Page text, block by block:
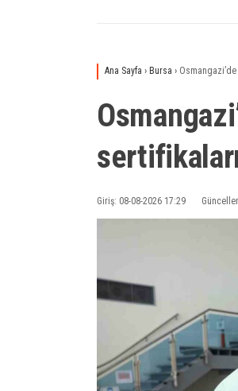
Ana Sayfa › Bursa ›
Giriş: 08-08-2026 17:29